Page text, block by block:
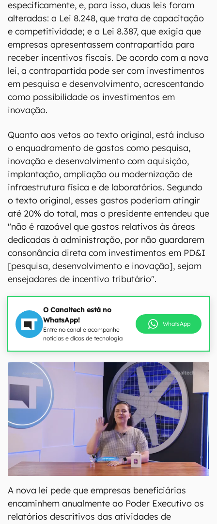
especificamente, e, para isso, duas leis foram
alteradas: a Lei 8.248, que trata de capacitação
e competitividade; e a Lei 8.387, que exigia que
empresas apresentassem contrapartida para
receber incentivos fiscais. De acordo com a nova
lei, a contrapartida pode ser com investimentos
em pesquisa e desenvolvimento, acrescentando
como possibilidade os investimentos em
inovação.
Quanto aos vetos ao texto original, está incluso
o enquadramento de gastos como pesquisa,
inovação e desenvolvimento com aquisição,
implantação, ampliação ou modernização de
infraestrutura física e de laboratórios. Segundo
o texto original, esses gastos poderiam atingir
até 20% do total, mas o presidente entendeu que
"não é razoável que gastos relativos às áreas
dedicadas à administração, por não guardarem
consonância direta com investimentos em PD&I
[pesquisa, desenvolvimento e inovação], sejam
ensejadores de incentivo tributário".
O Canaltech está no
WhatsApp!
Entre no canal e acompanhe
notícias e dicas de tecnologia
WhatsApp
A nova lei pede que empresas beneficiárias
encaminhem anualmente ao Poder Executivo os
relatórios descritivos das atividades de